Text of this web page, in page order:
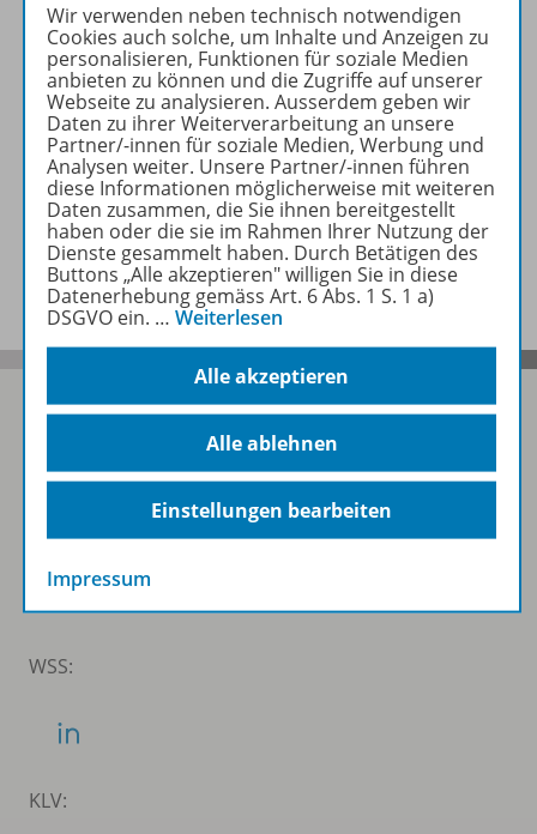
Informationen
Beschreibung
Probeseiten zu folgenden
Werken
Folgen Sie uns auf Social Media
Schubi:
WSS:
KLV:
Wir verwenden neben technisch notwendigen
Cookies auch solche, um Inhalte und Anzeigen zu
personalisieren, Funktionen für soziale Medien
anbieten zu können und die Zugriffe auf unserer
Webseite zu analysieren. Ausserdem geben wir
Daten zu ihrer Weiterverarbeitung an unsere
Partner/-innen für soziale Medien, Werbung und
Analysen weiter. Unsere Partner/-innen führen
diese Informationen möglicherweise mit weiteren
Daten zusammen, die Sie ihnen bereitgestellt
haben oder die sie im Rahmen Ihrer Nutzung der
Dienste gesammelt haben. Durch Betätigen des
Buttons „Alle akzeptieren" willigen Sie in diese
Datenerhebung gemäss Art. 6 Abs. 1 S. 1 a)
DSGVO ein. … Weiterlesen
Alle akzeptieren
Alle ablehnen
Einstellungen bearbeiten
Impressum